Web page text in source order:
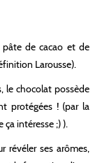
de cacao et de
Larousse).
le chocolat possède
protégées ! (par la
intéresse ;) ).
révéler ses arômes,